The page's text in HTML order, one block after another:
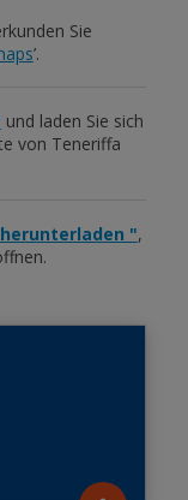
Sie
’.
und laden Sie sich
von Teneriffa
",